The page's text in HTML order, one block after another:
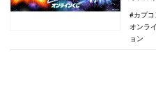
開。
カプコ
オンラ
ョン